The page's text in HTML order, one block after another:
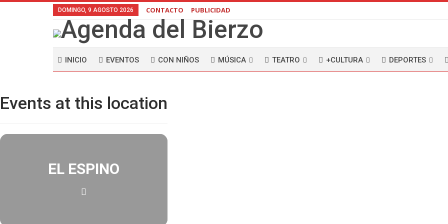
DOMINGO, 9 AGOSTO 2026 CONTACTO PUBLICIDAD
INICIO EVENTOS CON NIÑOS MÚSICA TEATRO +CULTURA DEPORTES
Events at this location
EL ESPINO